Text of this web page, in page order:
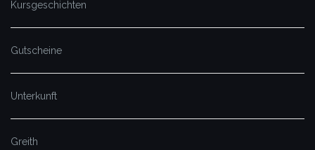
Kursgeschichten
Gutscheine
Unterkunft
Greith